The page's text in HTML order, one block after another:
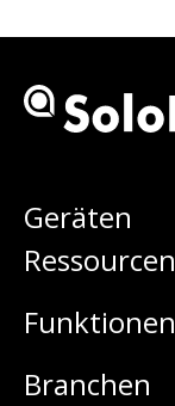
Geräten
Ressourcen
Funktionen
Branchen